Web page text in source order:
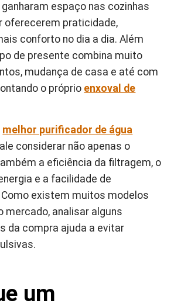
espaço nas cozinhas
oferecerem praticidade,
conforto no dia a dia. Além
de presente combina muito
mudança de casa e até com
o próprio enxoval de
melhor purificador de água
considerar não apenas o
a eficiência da filtragem, o
e a facilidade de
existem muitos modelos
mercado, analisar alguns
da compra ajuda a evitar
um